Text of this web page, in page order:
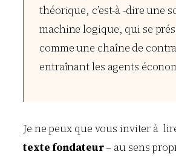
théorique, c’est-à -dire une
machine logique, qui se
comme une chaîne de
entraînant les agents
Je ne peux que vous inviter à
texte fondateur– au sens